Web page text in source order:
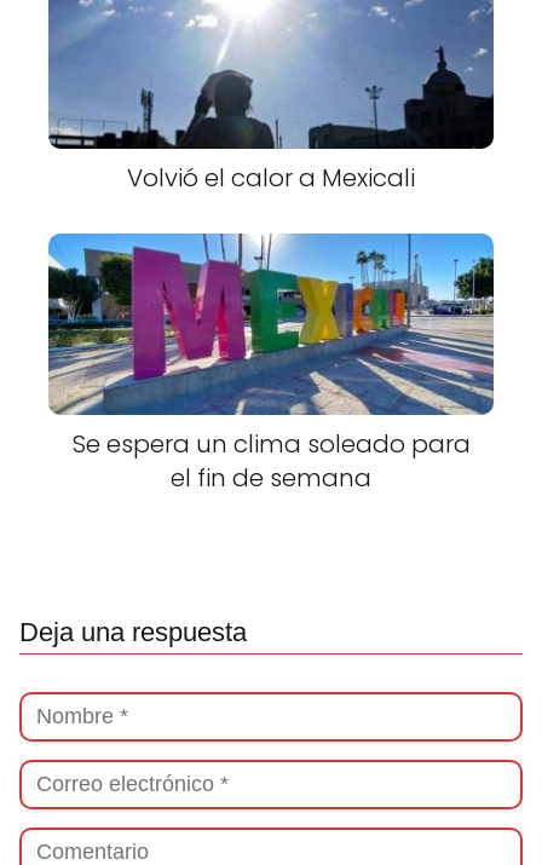
Volvió el calor a Mexicali
Se espera un clima soleado para
el fin de semana
Deja una respuesta